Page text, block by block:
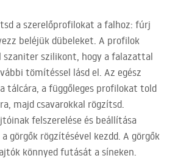
a szerelőprofilokat a falhoz: fúrj
beléjük dübeleket. A profilok
szilikont, hogy a falazattal
tömítéssel lásd el. Az egész
tálcára, a függőleges profilokat told
majd csavarokkal rögzítsd.
felszerelése és beállítása
görgők rögzítésével kezdd. A görgők
könnyed futását a síneken.